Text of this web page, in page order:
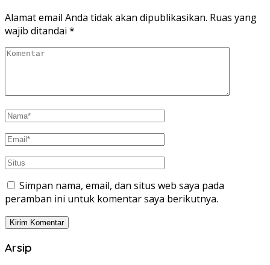
Alamat email Anda tidak akan dipublikasikan. Ruas yang
wajib ditandai *
Simpan nama, email, dan situs web saya pada
peramban ini untuk komentar saya berikutnya.
Arsip